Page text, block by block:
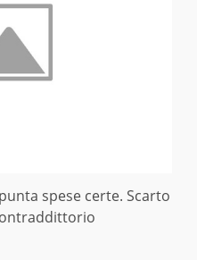
spese certe. Scarto